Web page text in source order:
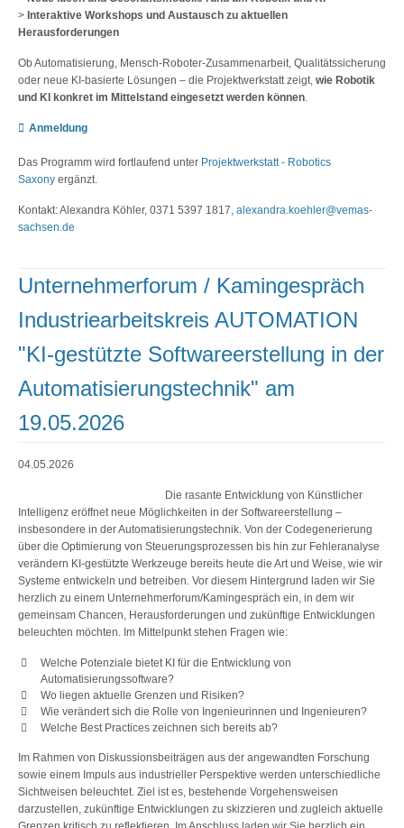
> Interaktive Workshops und Austausch zu aktuellen
Herausforderungen
Ob Automatisierung, Mensch-Roboter-Zusammenarbeit, Qualitätssicherung
oder neue KI-basierte Lösungen – die Projektwerkstatt zeigt, wie Robotik
und KI konkret im Mittelstand eingesetzt werden können
Anmeldung
Das Programm wird fortlaufend unter Projektwerkstatt - Robotics
Saxony ergänzt.
Kontakt: Alexandra Köhler, 0371 5397 1817, alexandra.koehler@vemas-
sachsen.de
Unternehmerforum / Kamingespräch
Industriearbeitskreis AUTOMATION
"KI-gestützte Softwareerstellung in der
Automatisierungstechnik" am
19.05.2026
04.05.2026
Die rasante Entwicklung von Künstlicher
Intelligenz eröffnet neue Möglichkeiten in der Softwareerstellung –
insbesondere in der Automatisierungstechnik. Von der Codegenerierung
über die Optimierung von Steuerungsprozessen bis hin zur Fehleranalyse
verändern KI-gestützte Werkzeuge bereits heute die Art und Weise, wie wir
Systeme entwickeln und betreiben. Vor diesem Hintergrund laden wir Sie
herzlich zu einem Unternehmerforum/Kamingespräch ein, in dem wir
gemeinsam Chancen, Herausforderungen und zukünftige Entwicklungen
beleuchten möchten. Im Mittelpunkt stehen Fragen wie:
Welche Potenziale bietet KI für die Entwicklung von
Automatisierungssoftware?
Wo liegen aktuelle Grenzen und Risiken?
Wie verändert sich die Rolle von Ingenieurinnen und Ingenieuren?
Welche Best Practices zeichnen sich bereits ab?
Im Rahmen von Diskussionsbeiträgen aus der angewandten Forschung
sowie einem Impuls aus industrieller Perspektive werden unterschiedliche
Sichtweisen beleuchtet. Ziel ist es, bestehende Vorgehensweisen
darzustellen, zukünftige Entwicklungen zu skizzieren und zugleich aktuelle